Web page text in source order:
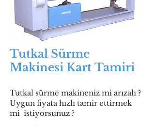
Tutkal Sürme
Makinesi Kart Tamiri
Tutkal sürme makineniz mi arızalı ?
Uygun fiyata hızlı tamir ettirmek
mi istiyorsunuz ?